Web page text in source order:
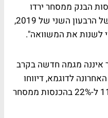
הבנק ממסחר ירדו
ב-4%-5% בחודשיים הראשונים של הרבעון השני של 2019,
לשנות את המשוואה".
איננה מגמה חדשה בקרב
לדוגמא, דיווחו
כלל הבנקים על ירידה של בין 11% ל-22% בהכנסות ממסחר